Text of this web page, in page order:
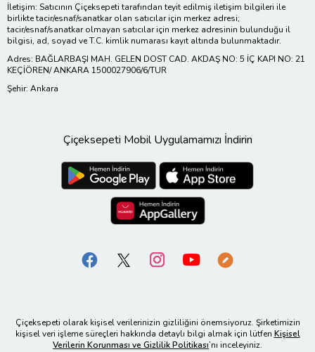
İletişim: Satıcının Çiçeksepeti tarafından teyit edilmiş iletişim bilgileri ile
birlikte tacir/esnaf/sanatkar olan satıcılar için merkez adresi;
tacir/esnaf/sanatkar olmayan satıcılar için merkez adresinin bulunduğu il
bilgisi, ad, soyad ve T.C. kimlik numarası kayıt altında bulunmaktadır.
Adres: BAĞLARBAŞI MAH. GELEN DOST CAD. AKDAŞ NO: 5 İÇ KAPI NO: 21
KEÇİÖREN/ ANKARA 1500027906/6/TUR
Şehir: Ankara
Çiçeksepeti Mobil Uygulamamızı İndirin
Çiçeksepeti olarak kişisel verilerinizin gizliliğini önemsiyoruz. Şirketimizin
kişisel veri işleme süreçleri hakkında detaylı bilgi almak için lütfen Kişisel
Verilerin Korunması ve Gizlilik Politikası’nı inceleyiniz.